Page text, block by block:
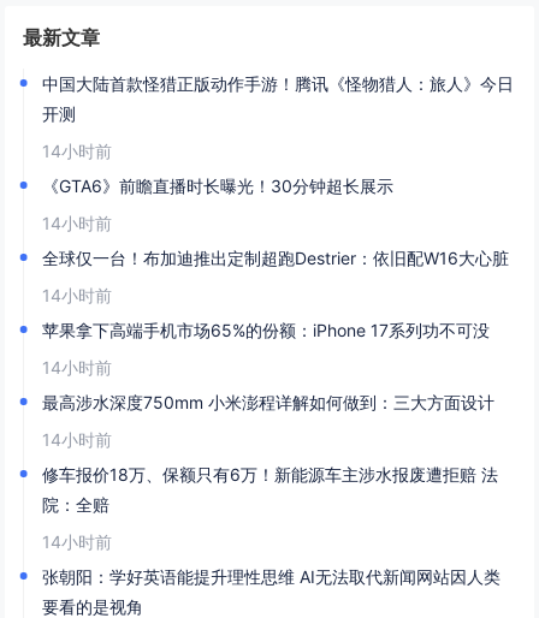
最新文章
中国大陆首款怪猎正版动作手游！腾讯《怪物猎人：旅人》今日
开测
14小时前
《GTA6》前瞻直播时长曝光！30分钟超长展示
14小时前
全球仅一台！布加迪推出定制超跑Destrier：依旧配W16大心脏
14小时前
苹果拿下高端手机市场65%的份额：iPhone 17系列功不可没
14小时前
最高涉水深度750mm 小米澎程详解如何做到：三大方面设计
14小时前
修车报价18万、保额只有6万！新能源车主涉水报废遭拒赔 法
院：全赔
14小时前
张朝阳：学好英语能提升理性思维 AI无法取代新闻网站因人类
要看的是视角